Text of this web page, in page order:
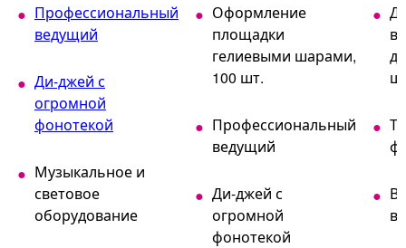
Профессиональный
ведущий
Ди-джей с
огромной
фонотекой
Музыкальное и
световое
оборудование
Оформление
площадки
гелиевыми шарами,
100 шт.
Профессиональный
ведущий
Ди-джей с
огромной
фонотекой